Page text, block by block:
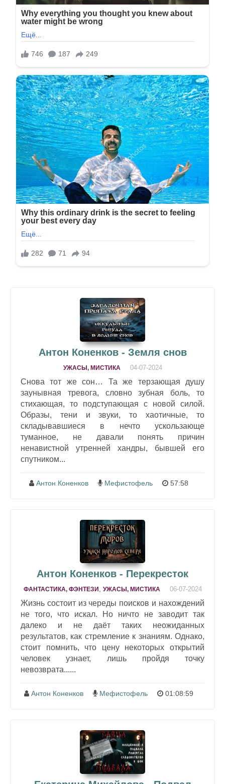
Антон Коненков - Земля снов
УЖАСЫ, МИСТИКА 04-07-2024
Снова тот же сон… Та же терзающая душу
заунывная тревога, словно зубная боль, то
стихающая, то подступающая с новой силой.
Образы, тени и звуки, то хаотичные, то
складывавшиеся в нечто ускользающе
туманное, не давали понять причин
ненавистной утренней хандры, бывшей его
спутником...
Антон Коненков Мефистофель 57:58
Антон Коненков - Перекресток
ФАНТАСТИКА, ФЭНТЕЗИ , УЖАСЫ, МИСТИКА 06-07-2024
Жизнь состоит из череды поисков и нахождений
не того, что искал. Но ничто не заводит так
далеко и не даёт таких неожиданных
результатов, как стремление к знаниям. Однако,
стоит помнить, что цену некоторых открытий
человек узнает, лишь пройдя точку
невозврата......
Антон Коненков Мефистофель 01:08:59